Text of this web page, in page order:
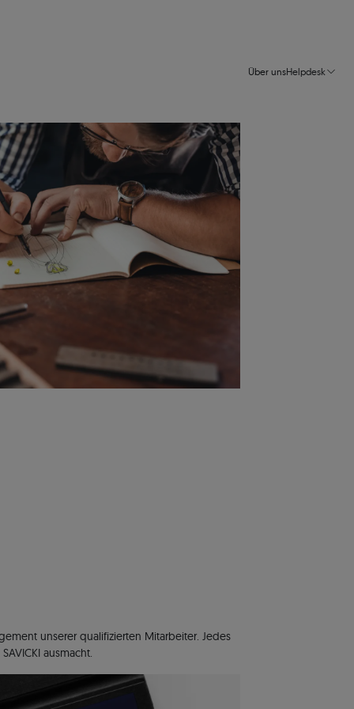
Über unsHelpdesk
unserer qualifizierten Mitarbeiter. Jedes
ausmacht.